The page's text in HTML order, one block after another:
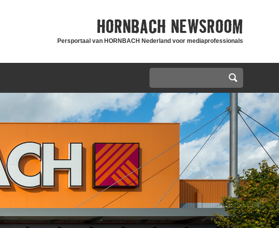
HORNBACH NEWSROOM
Persportaal van HORNBACH Nederland voor mediaprofessionals